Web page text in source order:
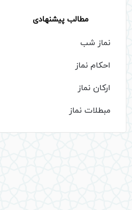
مطالب پیشنهادی
نماز شب
احکام نماز
ارکان نماز
مبطلات نماز